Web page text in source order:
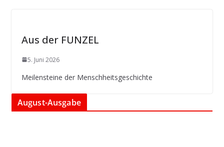
Aus der FUNZEL
5. Juni 2026
Meilensteine der Menschheitsgeschichte
August-Ausgabe